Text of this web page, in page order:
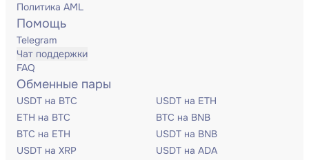
Политика AML
Помощь
Telegram
Чат поддержки
FAQ
Обменные пары
USDT на BTC
USDT на ETH
ETH на BTC
BTC на BNB
BTC на ETH
USDT на BNB
USDT на XRP
USDT на ADA